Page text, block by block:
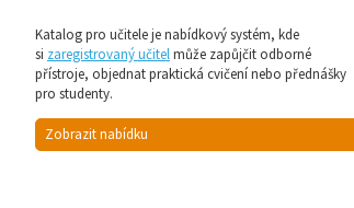
Katalog pro učitele je nabídkový systém, kde
si zaregistrovaný učitelmůže zapůjčit odborné
přístroje, objednat praktická cvičení nebo přednášky
pro studenty.
Zobrazit nabídku